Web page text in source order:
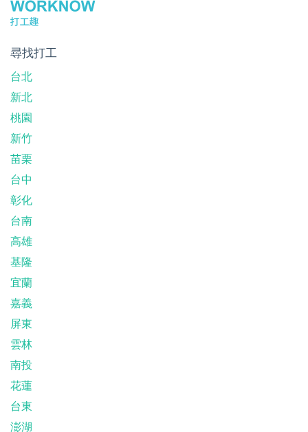
尋找打工
台北
新北
桃園
新竹
苗栗
台中
彰化
台南
高雄
基隆
宜蘭
嘉義
屏東
雲林
南投
花蓮
台東
澎湖